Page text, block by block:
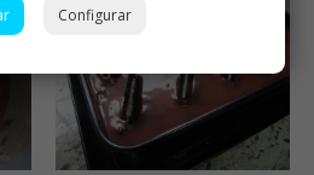
Configurar